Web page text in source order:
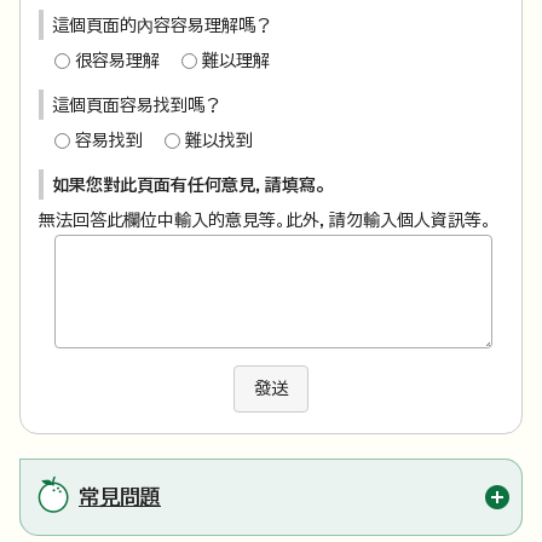
這個頁面的內容容易理解嗎？
很容易理解 難以理解
這個頁面容易找到嗎？
容易找到 難以找到
如果您對此頁面有任何意見，請填寫。
無法回答此欄位中輸入的意見等。此外，請勿輸入個人資訊等。
發送
常見問題